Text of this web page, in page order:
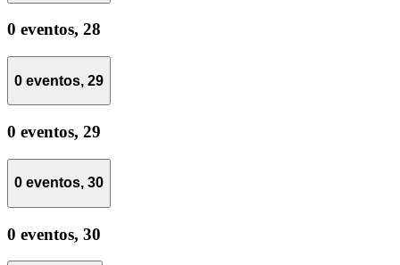
0 eventos, 28
0 eventos, 29
0 eventos, 29
0 eventos, 30
0 eventos, 30